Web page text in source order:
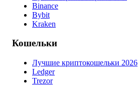
Binance
Bybit
Kraken
Кошельки
Лучшие криптокошельки 2026
Ledger
Trezor